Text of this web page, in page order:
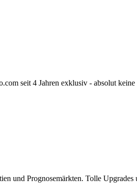
seit 4 Jahren exklusiv - absolut keine
und Prognosemärkten. Tolle